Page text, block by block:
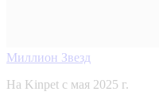
Миллион Звезд
На Kinpet c мая 2025 г.